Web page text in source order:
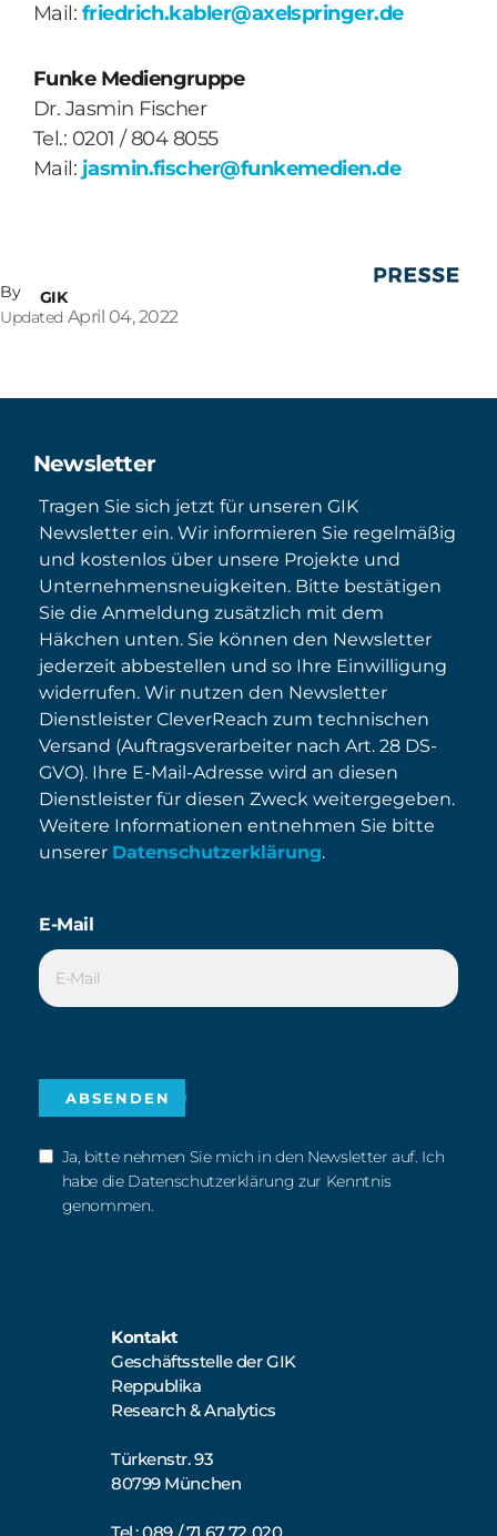
Mail: friedrich.kabler@axelspringer.de
Funke Mediengruppe
Dr. Jasmin Fischer
Tel.: 0201 / 804 8055
Mail: jasmin.fischer@funkemedien.de
By
GIK
Updated April 04, 2022
Newsletter
Tragen Sie sich jetzt für unseren GIK
Newsletter ein. Wir informieren Sie regelmäßig
und kostenlos über unsere Projekte und
Unternehmensneuigkeiten. Bitte bestätigen
Sie die Anmeldung zusätzlich mit dem
Häkchen unten. Sie können den Newsletter
jederzeit abbestellen und so Ihre Einwilligung
widerrufen. Wir nutzen den Newsletter
Dienstleister CleverReach zum technischen
Versand (Auftragsverarbeiter nach Art. 28 DS-
GVO). Ihre E-Mail-Adresse wird an diesen
Dienstleister für diesen Zweck weitergegeben.
Weitere Informationen entnehmen Sie bitte
unserer Datenschutzerklärung.
E-Mail
Ja, bitte nehmen Sie mich in den Newsletter auf. Ich
habe die Datenschutzerklärung zur Kenntnis
genommen.
Kontakt
Geschäftsstelle der GIK
Reppublika
Research & Analytics
Türkenstr. 93
80799 München